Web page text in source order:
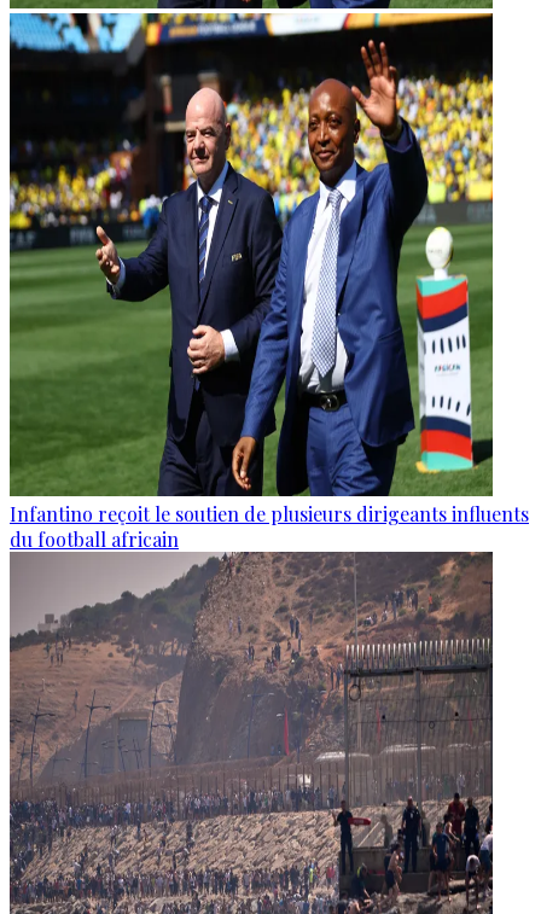
Infantino reçoit le soutien de plusieurs dirigeants influents
du football africain